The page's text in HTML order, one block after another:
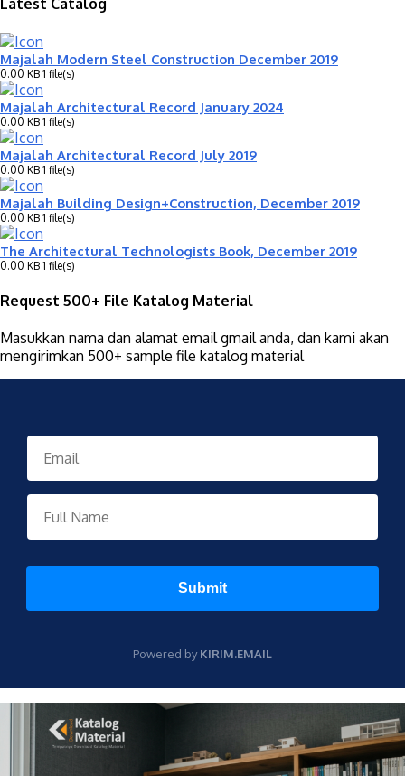
Latest Catalog
Majalah Modern Steel Construction December 2019
0.00 KB 1 file(s)
Majalah Architectural Record January 2024
0.00 KB 1 file(s)
Majalah Architectural Record July 2019
0.00 KB 1 file(s)
Majalah Building Design+Construction, December 2019
0.00 KB 1 file(s)
The Architectural Technologists Book, December 2019
0.00 KB 1 file(s)
Request 500+ File Katalog Material
Masukkan nama dan alamat email gmail anda, dan kami akan
mengirimkan 500+ sample file katalog material
Submit
Powered byKIRIM.EMAIL